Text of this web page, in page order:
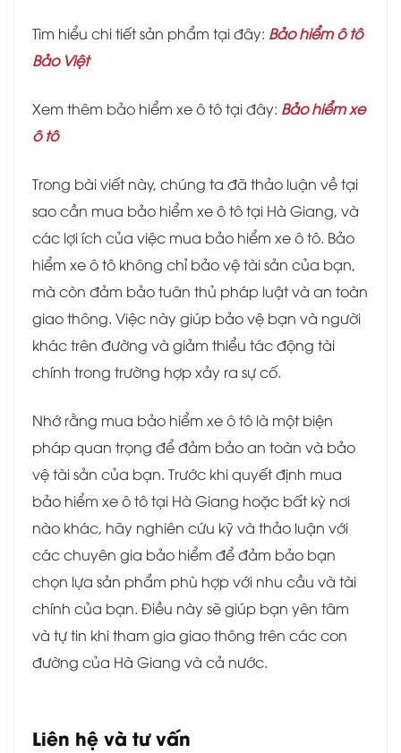
Tìm hiểu chi tiết sản phẩm tại đây: Bảo hiểm ô tô
Bảo Việt
Xem thêm bảo hiểm xe ô tô tại đây: Bảo hiểm xe
ô tô
Trong bài viết này, chúng ta đã thảo luận về tại
sao cần mua bảo hiểm xe ô tô tại Hà Giang, và
các lợi ích của việc mua bảo hiểm xe ô tô. Bảo
hiểm xe ô tô không chỉ bảo vệ tài sản của bạn,
mà còn đảm bảo tuân thủ pháp luật và an toàn
giao thông. Việc này giúp bảo vệ bạn và người
khác trên đường và giảm thiểu tác động tài
chính trong trường hợp xảy ra sự cố.
Nhớ rằng mua bảo hiểm xe ô tô là một biện
pháp quan trọng để đảm bảo an toàn và bảo
vệ tài sản của bạn. Trước khi quyết định mua
bảo hiểm xe ô tô tại Hà Giang hoặc bất kỳ nơi
nào khác, hãy nghiên cứu kỹ và thảo luận với
các chuyên gia bảo hiểm để đảm bảo bạn
chọn lựa sản phẩm phù hợp với nhu cầu và tài
chính của bạn. Điều này sẽ giúp bạn yên tâm
và tự tin khi tham gia giao thông trên các con
đường của Hà Giang và cả nước.
Liên hệ và tư vấn